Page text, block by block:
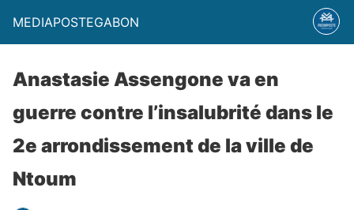
MEDIAPOSTEGABON
Anastasie Assengone va en
guerre contre l’insalubrité dans le
2e arrondissement de la ville de
Ntoum